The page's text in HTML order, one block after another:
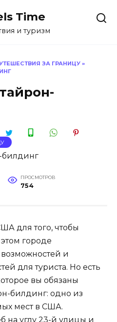
Time
и туризм
ЗА ГРАНИЦУ »
ПРОСМОТРОВ
754
для того, чтобы
городе
и
для туриста. Но есть
вы обязаны
билдинг: одно из
мест в США.
на углу 23-й улицы и